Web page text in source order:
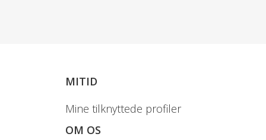
MITID
Mine tilknyttede profiler
OM OS